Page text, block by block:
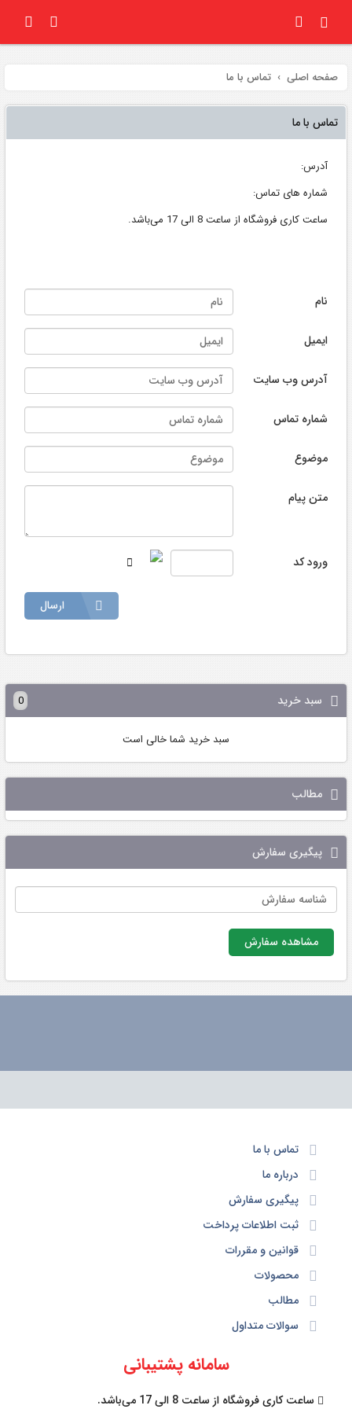
صفحه اصلی تماس با ما
سبد خرید 0
سبد خرید شما خالی است
مطالب
پیگیری سفارش
مشاهده سفارش
تماس با ما
آدرس:
شماره های تماس:
ساعت کاری فروشگاه از ساعت 8 الی 17 می‌باشد.
نام
ایمیل
آدرس وب سایت
شماره تماس
موضوع
متن پیام
ورود کد
ارسال
تماس با ما
درباره ما
پیگیری سفارش
ثبت اطلاعات پرداخت
قوانین و مقررات
محصولات
مطالب
سوالات متداول
سامانه پشتیبانی
ساعت کاری فروشگاه از ساعت 8 الی 17 می‌باشد.